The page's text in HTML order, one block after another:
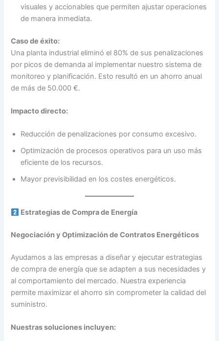
visuales y accionables que permiten ajustar operaciones
de manera inmediata.
Caso de éxito:
Una planta industrial eliminó el 80% de sus penalizaciones
por picos de demanda al implementar nuestro sistema de
monitoreo y planificación. Esto resultó en un ahorro anual
de más de 50.000 €.
Impacto directo:
Reducción de penalizaciones por consumo excesivo.
Optimización de procesos operativos para un uso más
eficiente de los recursos.
Mayor previsibilidad en los costes energéticos.
Estrategias de Compra de Energía
Negociación y Optimización de Contratos Energéticos
Ayudamos a las empresas a diseñar y ejecutar estrategias
de compra de energía que se adapten a sus necesidades y
al comportamiento del mercado. Nuestra experiencia
permite maximizar el ahorro sin comprometer la calidad del
suministro.
Nuestras soluciones incluyen: